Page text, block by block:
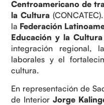
Centroamericano de
la Cultura
la Federación
Educación y la Cultura
integración regional,
laborales y el
cultura.
En representación de
de InteriorJorge